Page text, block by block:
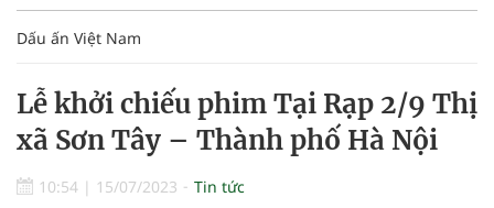
Dấu ấn Việt Nam
Lễ khởi chiếu phim Tại Rạp 2/9 Thị
xã Sơn Tây – Thành phố Hà Nội
10:54 | 15/07/2023 Tin tức